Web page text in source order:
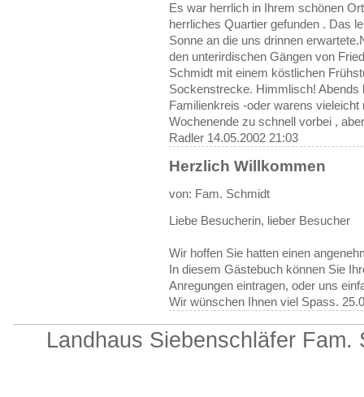
Es war herrlich in Ihrem schönen
herrliches Quartier gefunden . Das
Sonne an die uns drinnen
den unterirdischen Gängen von
Schmidt mit einem köstlichen
Sockenstrecke. Himmlisch! Abends
Familienkreis -oder warens
Wochenende zu schnell vorbei ,
Radler 14.05.2002 21:03
Herzlich Willkommen
von: Fam. Schmidt
Liebe Besucherin, lieber Besucher
Wir hoffen Sie hatten einen
In diesem Gästebuch können Sie
Anregungen eintragen, oder uns
Wir wünschen Ihnen viel Spass.
Landhaus Siebenschläfer Fam.